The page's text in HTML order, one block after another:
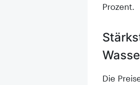
Prozent.
Die